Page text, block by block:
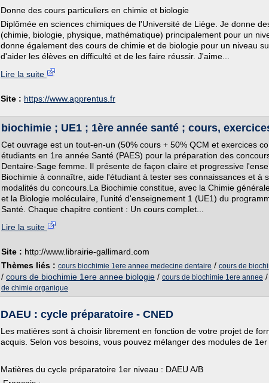
Donne des cours particuliers en chimie et biologie
Diplômée en sciences chimiques de l'Université de Liège. Je donne
(chimie, biologie, physique, mathématique) principalement pour un
donne également des cours de chimie et de biologie pour un niveau
d'aider les élèves en difficulté et de les faire réussir. J'aime...
Lire la suite
Site : https://www.apprentus.fr
biochimie ; UE1 ; 1ère année santé ; cours,
Cet ouvrage est un tout-en-un (50% cours + 50% QCM et exercices
étudiants en 1re année Santé (PAES) pour la préparation des
Dentaire-Sage femme. Il présente de façon claire et progressive
Biochimie à connaître, aide l'étudiant à tester ses connaissances et à
modalités du concours.La Biochimie constitue, avec la Chimie
et la Biologie moléculaire, l'unité d'enseignement 1 (UE1) du
Santé. Chaque chapitre contient : Un cours complet...
Lire la suite
Site : http://www.librairie-gallimard.com
Thèmes liés : cours biochimie 1ere annee medecine dentaire / cours de
/ cours de biochimie 1ere annee biologie / cours de biochimie 1ere annee /
de chimie organique
DAEU : cycle préparatoire - CNED
Les matières sont à choisir librement en fonction de votre projet de
acquis. Selon vos besoins, vous pouvez mélanger des modules de 1er
Matières du cycle préparatoire 1er niveau : DAEU A/B